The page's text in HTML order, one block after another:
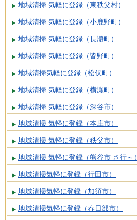
地域清掃 気軽に登録（東秩父村）
地域清掃 気軽に登録（小鹿野町）
地域清掃 気軽に登録（長瀞町）
地域清掃 気軽に登録（皆野町）
地域清掃気軽に登録（松伏町）
地域清掃 気軽に登録（横瀬町）
地域清掃 気軽に登録（深谷市）
地域清掃 気軽に登録（本庄市）
地域清掃 気軽に登録（秩父市）
地域清掃 気軽に登録（熊谷市 さ行～）
地域清掃気軽に登録（行田市）
地域清掃気軽に登録（加須市）
地域清掃気軽に登録（春日部市）